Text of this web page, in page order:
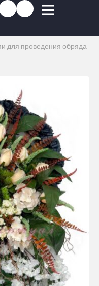
для проведения обряда